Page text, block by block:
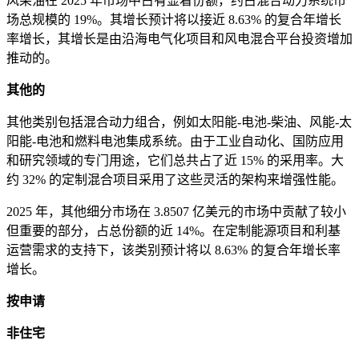
场总规模的 19%。其增长预计将以接近 8.63% 的复合年增长
率增长，其增长是由沿海电气化项目和风电混合平台投资增加
推动的。
其他的
其他类别包括混合动力组合，例如太阳能-电池-柴油、风能-太
阳能-电池和燃料电池集成系统。由于工业自动化、国防应用
和研究领域的专门用途，它们总共占了近 15% 的采用率。大
约 32% 的定制混合项目采用了这些灵活的架构来增强性能。
2025 年，其他细分市场在 3.8507 亿美元的市场中贡献了较小
但重要的部分，占总份额的近 14%。在定制能源项目和利基
运营需求的支持下，该类别预计将以 8.63% 的复合年增长率
增长。
按申请
非住宅